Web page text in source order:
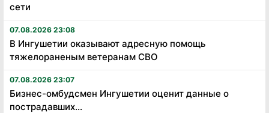
сети
07.08.2026 23:08
В Ингушетии оказывают адресную помощь
тяжелораненым ветеранам СВО
07.08.2026 23:07
Бизнес-омбудсмен Ингушетии оценит данные о
пострадавших...